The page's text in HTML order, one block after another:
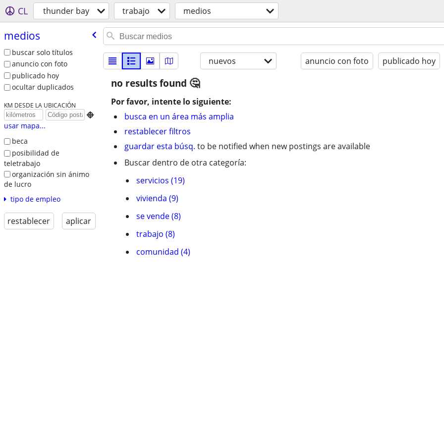
CL thunder bay trabajo medios
medios
buscar solo títulos
anuncio con foto
publicado hoy
ocultar duplicados
KM DESDE LA UBICACIÓN

usar mapa...
beca
posibilidad de
teletrabajo
organización sin ánimo
de lucro
tipo de empleo
restablecer aplicar
nuevos anuncio con foto publicado hoy
no results found
Por favor, intente lo siguiente:
busca en un área más amplia
restablecer filtros
guardar esta búsq. to be notified when new postings are available
Buscar dentro de otra categoría:
servicios (19)
vivienda (9)
se vende (8)
trabajo (8)
comunidad (4)